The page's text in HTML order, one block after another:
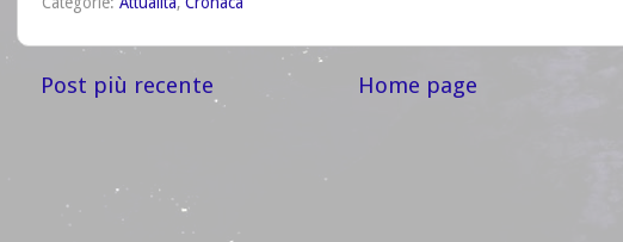
Post più recente Home page